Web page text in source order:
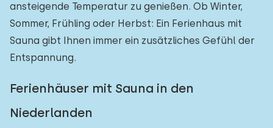
ansteigende Temperatur zu genießen. Ob Winter,
Sommer, Frühling oder Herbst: Ein Ferienhaus mit
Sauna gibt Ihnen immer ein zusätzliches Gefühl der
Entspannung.
Ferienhäuser mit Sauna in den
Niederlanden